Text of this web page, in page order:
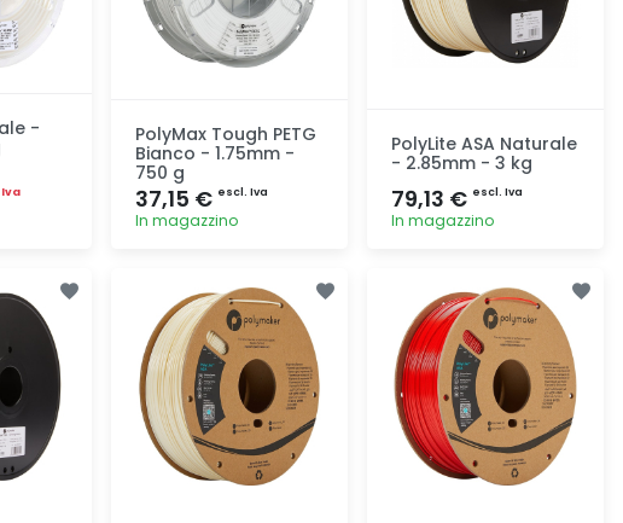
-
PolyMax Tough PETG
Bianco - 1.75mm -
750 g
37,15 € escl. Iva
In magazzino
PolyLite ASA Naturale
- 2.85mm - 3 kg
79,13 € escl. Iva
In magazzino